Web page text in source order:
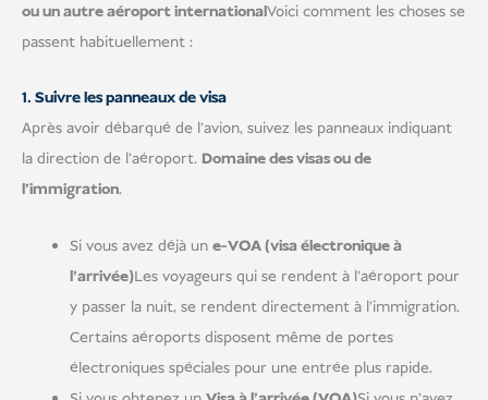
ou un autre aéroport internationalVoici comment les choses se
passent habituellement :
1. Suivre les panneaux de visa
Après avoir débarqué de l'avion, suivez les panneaux indiquant
la direction de l'aéroport. Domaine des visas ou de
l'immigration.
Si vous avez déjà un e-VOA (visa électronique à
l'arrivée)Les voyageurs qui se rendent à l'aéroport pour
y passer la nuit, se rendent directement à l'immigration.
Certains aéroports disposent même de portes
électroniques spéciales pour une entrée plus rapide.